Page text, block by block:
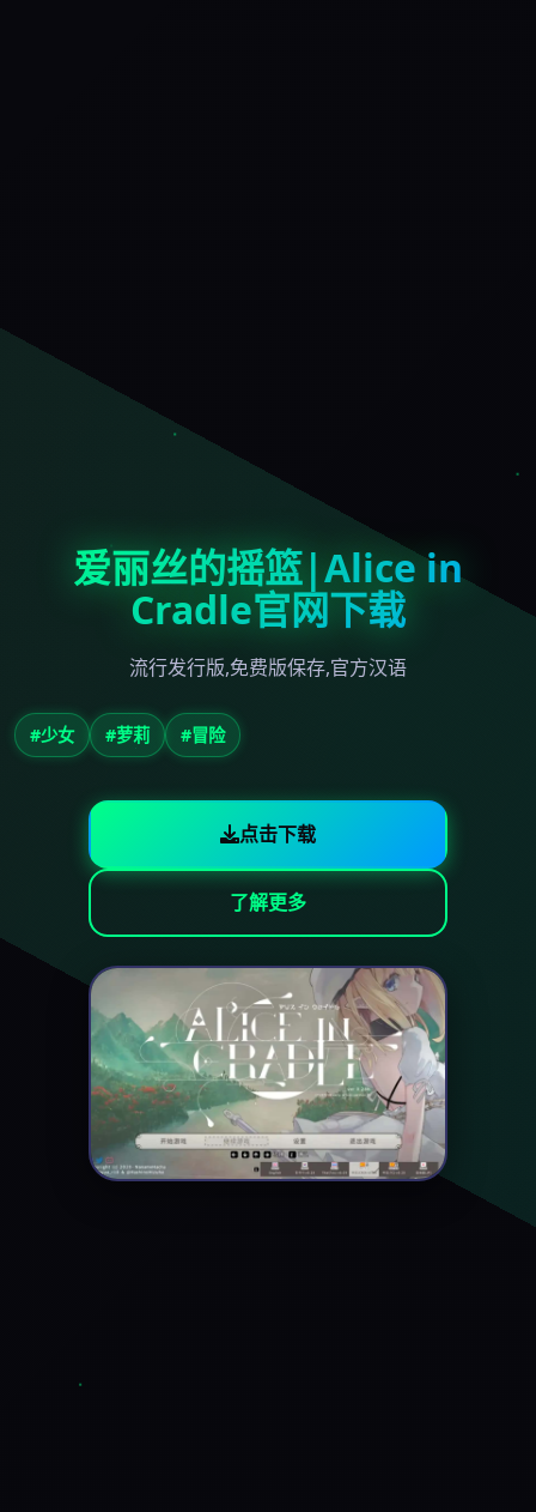
爱丽丝的摇篮|Alice in
Cradle官网下载
流行发行版,免费版保存,官方汉语
#少女 #萝莉 #冒险
点击下载
了解更多